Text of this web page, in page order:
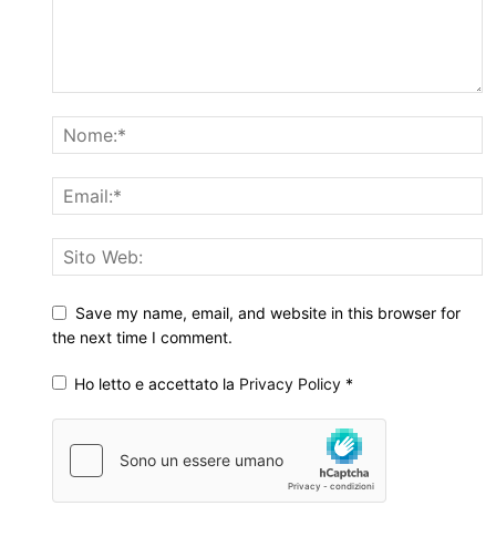
Save my name, email, and website in this browser for
the next time I comment.
Ho letto e accettato la Privacy Policy *